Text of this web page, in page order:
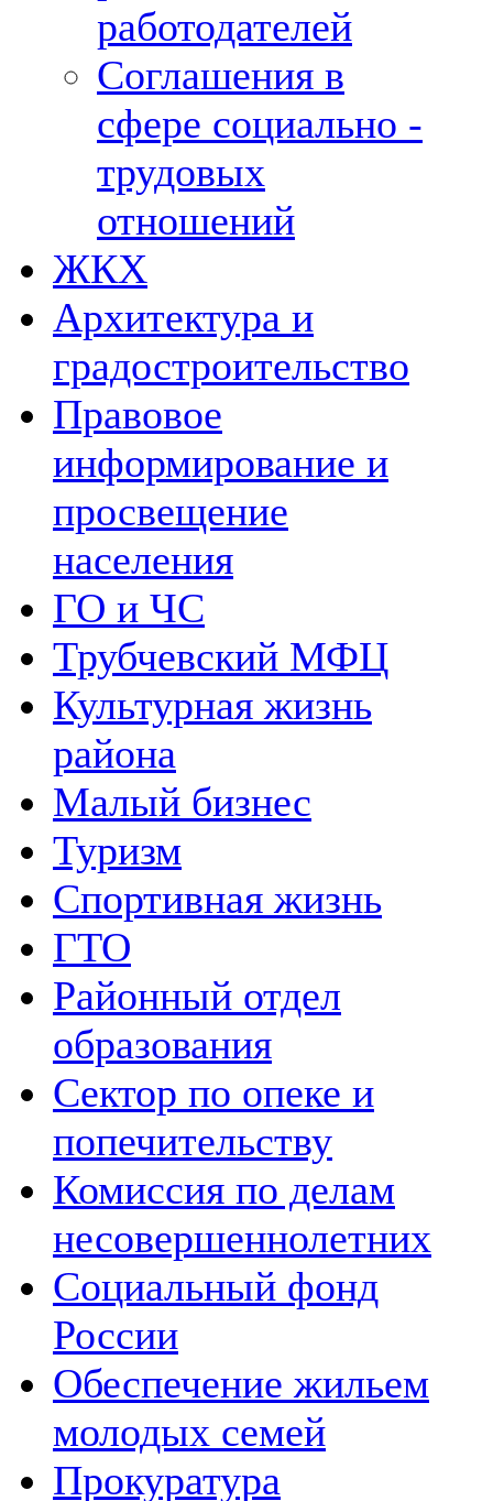
работодателей
Соглашения в
сфере социально -
трудовых
отношений
ЖКХ
Архитектура и
градостроительство
Правовое
информирование и
просвещение
населения
ГО и ЧС
Трубчевский МФЦ
Культурная жизнь
района
Малый бизнес
Туризм
Спортивная жизнь
ГТО
Районный отдел
образования
Сектор по опеке и
попечительству
Комиссия по делам
несовершеннолетних
Социальный фонд
России
Обеспечение жильем
молодых семей
Прокуратура